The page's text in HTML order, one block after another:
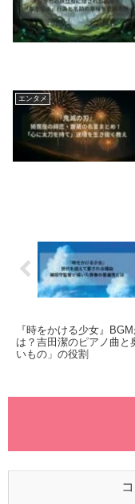
エンタメ
『時をかける少女』
は？吉田潔のピアノ曲と
いもの」の役割